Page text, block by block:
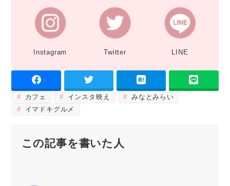
Instagram Twitter LINE
カフェ インスタ映え
みなとみらい
イマドキグルメ
この記事を書いた人